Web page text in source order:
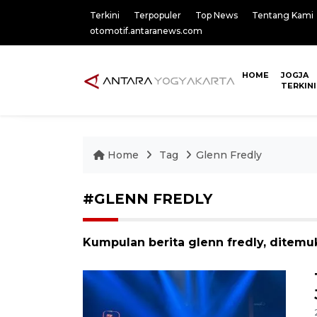
Terkini Terpopuler Top News
Tentang Kami
otomotif.antaranews.com
HOME
JOGJA
TERKINI
Home Tag Glenn Fredly
#GLENN FREDLY
Kumpulan berita glenn fredly,